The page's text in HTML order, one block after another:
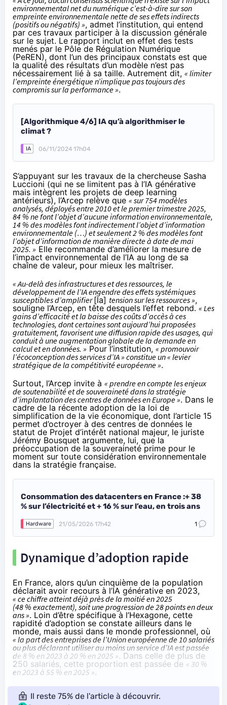
environnemental net du numérique c’est-à-dire sur son
empreinte environnementale nette de ses effets indirects
(positifs ou négatifs) », admet l’institution, qui entend
par ces travaux participer à la discussion générale
sur le sujet. Le rapport inclut en effet des tests
menés par le Pôle de Régulation Numérique
(PeREN), dont l’un des principaux constats est que
la qualité des résultats d’un modèle n’est pas
nécessairement lié à sa taille. Autrement dit, « limiter
l’empreinte énergétique n’implique pas toujours des
compromis sur la performance ».
[Algorithmique 4/6] IA qu’à algorithmiser le
climat ?
IA 06/11/2024 17h04
S’appuyant sur les travaux de la chercheuse Sasha
Luccioni (qui ne se limitent pas à l’IA générative
mais intègrent les projets de deep learning
antérieurs), l’Arcep relève que « sur 754 modèles
analysés, déployés entre 2010 et le premier trimestre 2025,
84 % ne font l’objet d’aucune information environnementale,
14 % des modèles font indirectement l’objet d’information
environnementale (…) et seulement 2 % des modèles font
l’objet d’information de manière directe à date de mai
2025. » Elle recommande d’améliorer la mesure de
l’impact environnemental de l’IA au long de sa
chaîne de valeur, pour mieux les maîtriser.
« Au-delà des infrastructures et des ressources, le
développement de l’IA engendre des effets systémiques
susceptibles d’amplifier[la] tension sur les ressources »,
souligne l’Arcep, en tête desquels l’effet rebond. « Les
gains d’efficacité et la baisse des coûts d’accès à ces
technologies, dont certaines sont aujourd’hui proposées
gratuitement, favorisent une diffusion rapide des usages, qui
conduit à une augmentation globale de la demande en
calcul et en données. » Pour l’institution, « promouvoir
l’écoconception des services d’IA » constitue un « levier
stratégique de la compétitivité européenne ».
Surtout, l’Arcep invite à « prendre en compte les enjeux
de soutenabilité et de souveraineté dans la stratégie
d’implantation des centres de données en Europe ». Dans le
cadre de la récente adoption de la loi de
simplification de la vie économique, dont l’article 15
permet d’octroyer à des centres de données le
statut de Projet d’intérêt national majeur, le juriste
Jérémy Bousquet argumente, lui, que la
préoccupation de la souveraineté prime pour le
moment sur toute considération environnementale
dans la stratégie française.
Consommation des datacenters en France :+ 38
% sur l’électricité et + 16 % sur l’eau, en trois ans
Hardware 21/05/2026 17h42 1
Dynamique d’adoption rapide
En France, alors qu’un cinquième de la population
déclarait avoir recours à l’IA générative en 2023,
« ce chiffre atteint déjà près de la moitié en 2025
(48 % exactement), soit une progression de 28 points en deux
ans ». Loin d’être spécifique à l’Hexagone, cette
rapidité d’adoption se constate ailleurs dans le
monde, mais aussi dans le monde professionnel, où
« la part des entreprises de l’Union européenne de 10 salariés
ou plus déclarant utiliser au moins un service d’IA est passée
de 8 % en 2023 à 20 % en 2025 ». Dans celle de plus de
250 salariés, cette proportion est passée de « 30 %
en 2023 à 55 % en 2025 ».
Il reste 75% de l'article à découvrir.